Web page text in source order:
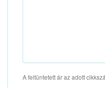
A feltüntetett ár az adott